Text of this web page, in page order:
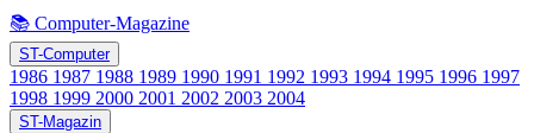
📚 Computer-Magazine
ST-Computer
1986 1987 1988 1989 1990 1991 1992 1993 1994 1995 1996 1997
1998 1999 2000 2001 2002 2003 2004
ST-Magazin